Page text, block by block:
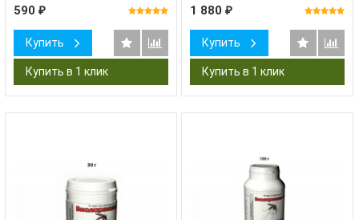
590 ₽
Купить
1 880 ₽
Купить